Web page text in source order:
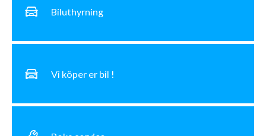
Biluthyrning
Vi köper er bil !